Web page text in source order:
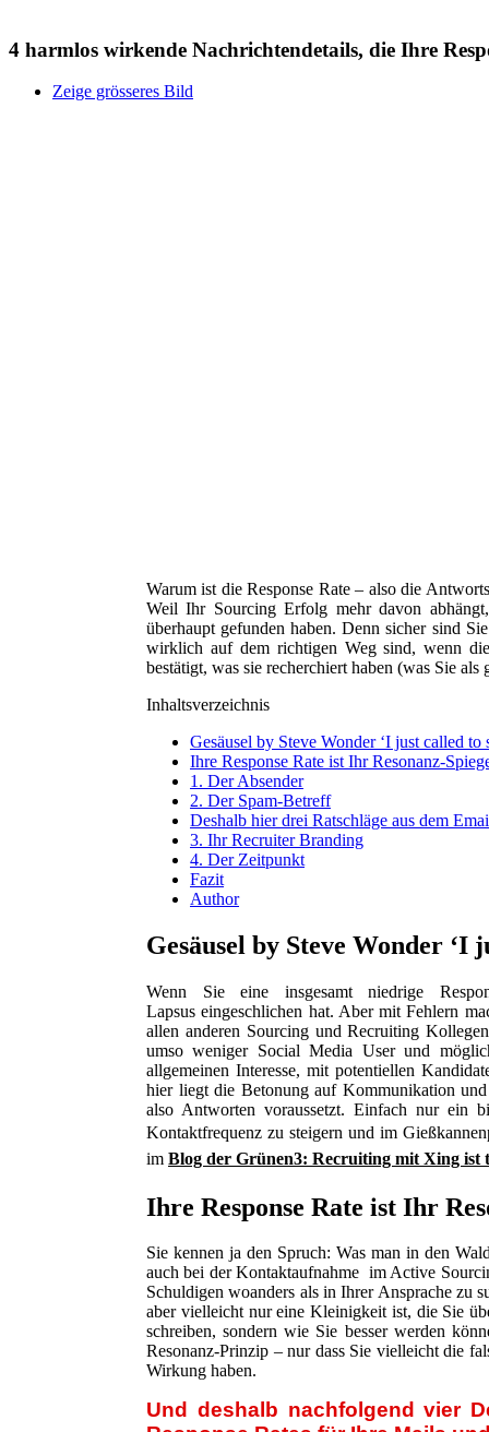
4 harmlos wirkende Nachrichtendetails, die Ihre
Zeige grösseres Bild
Warum ist die Response Rate – also die
Weil Ihr Sourcing Erfolg mehr davon
überhaupt gefunden haben. Denn sicher sind
wirklich auf dem richtigen Weg sind, wenn
bestätigt, was sie recherchiert haben (was Sie
Inhaltsverzeichnis
Gesäusel by Steve Wonder ‘I just called to
Ihre Response Rate ist Ihr Resonanz-
1. Der Absender
2. Der Spam-Betreff
Deshalb hier drei Ratschläge aus dem
3. Ihr Recruiter Branding
4. Der Zeitpunkt
Fazit
Author
Gesäusel by Steve Wonder ‘I
Wenn Sie eine insgesamt niedrige
Lapsus eingeschlichen hat. Aber mit Fehlern
allen anderen Sourcing und Recruiting
umso weniger Social Media User und
allgemeinen Interesse, mit potentiellen
hier liegt die Betonung auf Kommunikation
also Antworten voraussetzt. Einfach nur ein
Kontaktfrequenz zu steigern und im
im Blog der Grünen3: Recruiting mit Xing ist
Ihre Response Rate ist Ihr
Sie kennen ja den Spruch: Was man in den
auch bei der Kontaktaufnahme im Active
Schuldigen woanders als in Ihrer Ansprache zu
aber vielleicht nur eine Kleinigkeit ist, die Sie
schreiben, sondern wie Sie besser werden
Resonanz-Prinzip – nur dass Sie vielleicht die
Wirkung haben.
Und deshalb nachfolgend vier